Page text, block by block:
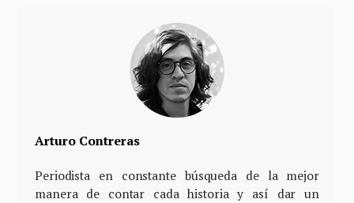
Arturo Contreras
Periodista en constante búsqueda de la mejor
manera de contar cada historia y así dar un